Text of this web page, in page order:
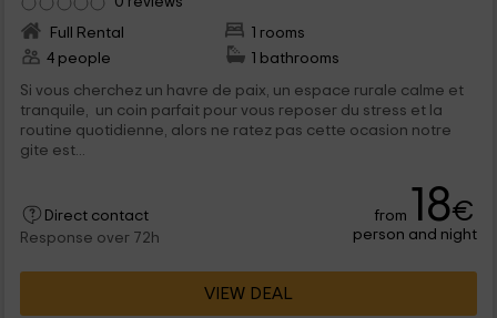
Full Rental
1 rooms
4 people
1 bathrooms
Si vous cherchez un havre de paix, un espace rurale calme et
tranquile, un coin parfait pour vous reposer du stress et la
routine quotidienne, alors ne ratez pas cette ocasion notre
gite est...
Direct contact
Response over 72h
from 18€
person and night
VIEW DEAL